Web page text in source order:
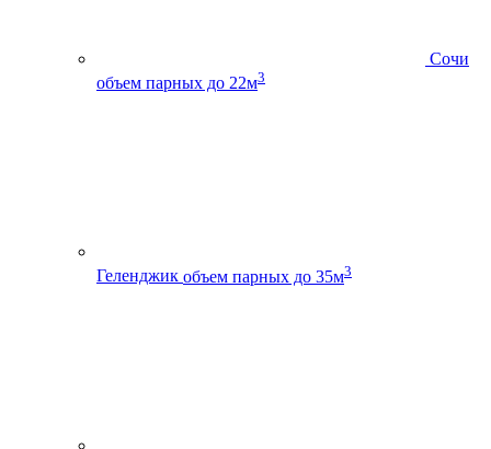
Сочи
объем парных до 22м3
Геленджик объем парных до 35м3